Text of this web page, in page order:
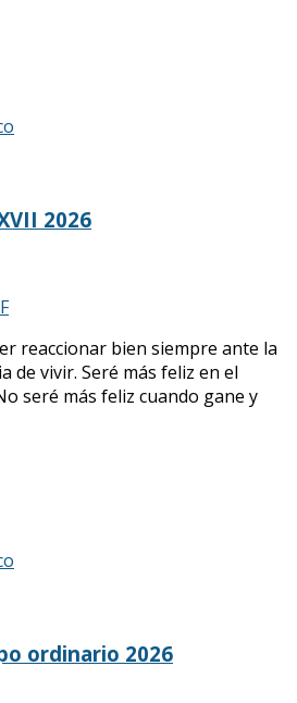
2026
reaccionar bien siempre ante la
de vivir. Seré más feliz en el
seré más feliz cuando gane y
ordinario 2026